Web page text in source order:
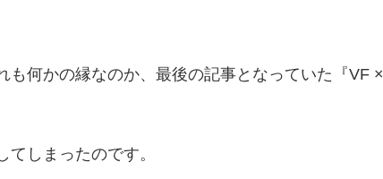
も何かの縁なのか、最後の記事となっていた『VF ×
しまったのです。